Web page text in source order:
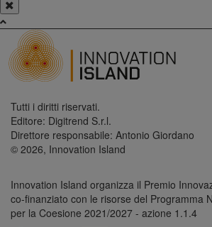
Tutti i diritti riservati.
Editore: Digitrend S.r.l.
Direttore responsabile: Antonio Giordano
© 2026, Innovation Island
Innovation Island organizza il Premio
co-finanziato con le risorse del Programma
per la Coesione 2021/2027 - azione 1.1.4